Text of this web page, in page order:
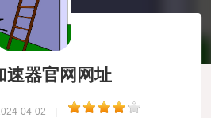
速器官网网址
04-02